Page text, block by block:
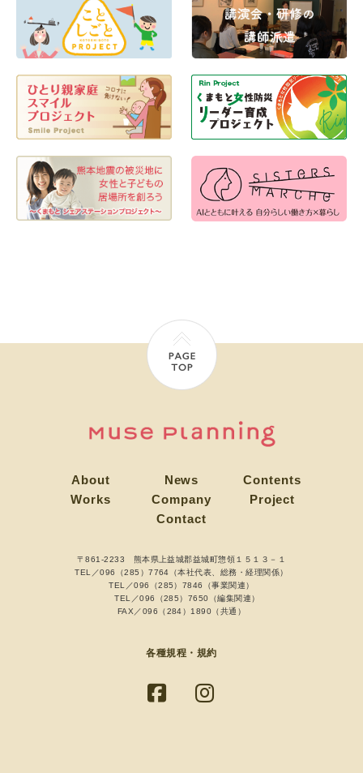
About News
Contents
Works
Company
Project
Contact
〒861-2233 熊本県上益城郡益城町惣領１５１３－１
TEL／096（285）7764（本社代表、総務・経理関係）
TEL／096（285）7846（事業関連）
TEL／096（285）7650（編集関連）
FAX／096（284）1890（共通）
各種規程・規約